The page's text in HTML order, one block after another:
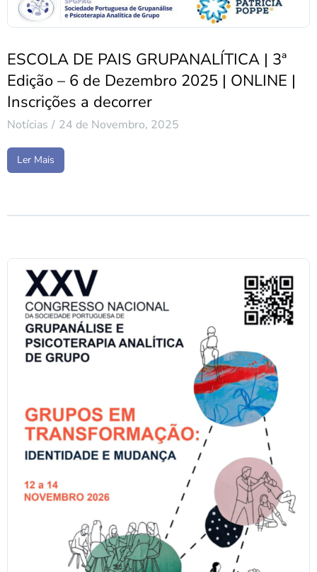
ESCOLA DE PAIS GRUPANALÍTICA | 3ª
Edição – 6 de Dezembro 2025 | ONLINE |
Inscrições a decorrer
Notícias 24 de Novembro, 2025
Ler Mais